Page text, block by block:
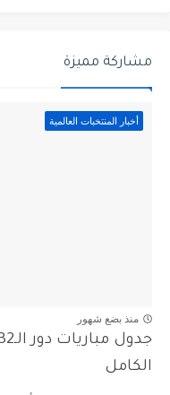
مشاركة مميزة
أخبار المنتخبات العالمية
منذ بضع شهور
الكامل